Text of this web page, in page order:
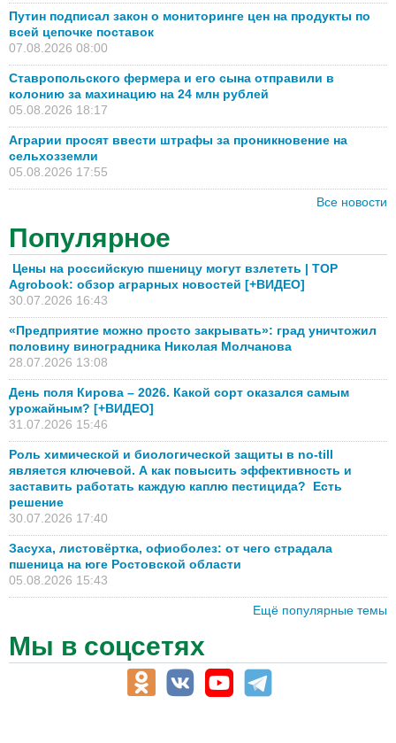
Путин подписал закон о мониторинге цен на продукты по
всей цепочке поставок
07.08.2026 08:00
Ставропольского фермера и его сына отправили в
колонию за махинацию на 24 млн рублей
05.08.2026 18:17
Аграрии просят ввести штрафы за проникновение на
сельхозземли
05.08.2026 17:55
Все новости
Популярное
Цены на российскую пшеницу могут взлететь | TOP
Agrobook: обзор аграрных новостей [+ВИДЕО]
30.07.2026 16:43
«Предприятие можно просто закрывать»: град уничтожил
половину виноградника Николая Молчанова
28.07.2026 13:08
День поля Кирова – 2026. Какой сорт оказался самым
урожайным? [+ВИДЕО]
31.07.2026 15:46
Роль химической и биологической защиты в no-till
является ключевой. А как повысить эффективность и
заставить работать каждую каплю пестицида? Есть
решение
30.07.2026 17:40
Засуха, листовёртка, офиоболез: от чего страдала
пшеница на юге Ростовской области
05.08.2026 15:43
Ещё популярные темы
Мы в соцсетях